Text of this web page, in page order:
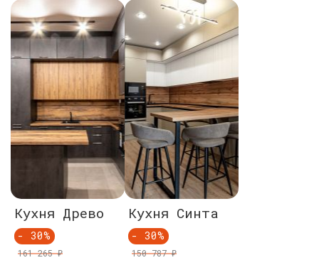
Кухня Древо
- 30%
161 265 ₽
Кухня Синта
- 30%
150 787 ₽